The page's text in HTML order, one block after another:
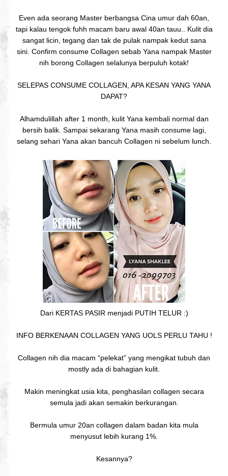
Even ada seorang Master berbangsa Cina umur dah 60an,
tapi kalau tengok fuhh macam baru awal 40an tauu.. Kulit dia
sangat licin, tegang dan tak de pulak nampak kedut sana
sini. Confirm consume Collagen sebab Yana nampak Master
nih borong Collagen selalunya berpuluh kotak!
SELEPAS CONSUME COLLAGEN, APA KESAN YANG YANA
DAPAT?
Alhamdulillah after 1 month, kulit Yana kembali normal dan
bersih balik. Sampai sekarang Yana masih consume lagi,
selang sehari Yana akan bancuh Collagen ni sebelum lunch.
Dari KERTAS PASIR menjadi PUTIH TELUR :)
INFO BERKENAAN COLLAGEN YANG UOLS PERLU TAHU !
Collagen nih dia macam “pelekat” yang mengikat tubuh dan
mostly ada di bahagian kulit.
Makin meningkat usia kita, penghasilan collagen secara
semula jadi akan semakin berkurangan.
Bermula umur 20an collagen dalam badan kita mula
menyusut lebih kurang 1%.
Kesannya?